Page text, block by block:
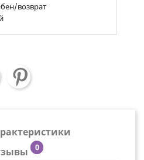
возврат
0